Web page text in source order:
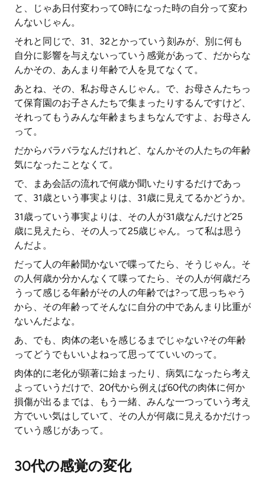
と、じゃあ日付変わって0時になった時の自分って変わ
んないじゃん。
それと同じで、31、32とかっていう刻みが、別に何も
自分に影響を与えないっていう感覚があって、だからな
んかその、あんまり年齢で人を見てなくて。
あとね、その、私お母さんじゃん。で、お母さんたちっ
て保育園のお子さんたちで集まったりするんですけど、
それってもうみんな年齢まちまちなんですよ、お母さん
って。
だからバラバラなんだけれど、なんかその人たちの年齢
気になったことなくて。
で、まあ会話の流れで何歳か聞いたりするだけであっ
て、31歳という事実よりは、31歳に見えてるかどうか。
31歳っていう事実よりは、その人が31歳なんだけど25
歳に見えたら、その人って25歳じゃん。って私は思う
んだよ。
だって人の年齢聞かないで喋ってたら、そうじゃん。そ
の人何歳か分かんなくて喋ってたら、その人が何歳だろ
うって感じる年齢がその人の年齢では?って思っちゃう
から、その年齢ってそんなに自分の中であんまり比重が
ないんだよな。
あ、でも、肉体の老いを感じるまでじゃない?その年齢
ってどうでもいいよねって思ってていいのって。
肉体的に老化が顕著に始まったり、病気になったら考え
よっていうだけで、20代から例えば60代の肉体に何か
損傷が出るまでは、もう一緒、みんな一つっていう考え
方でいい気はしていて、その人が何歳に見えるかだけっ
ていう感じがあって。
30代の感覚の変化